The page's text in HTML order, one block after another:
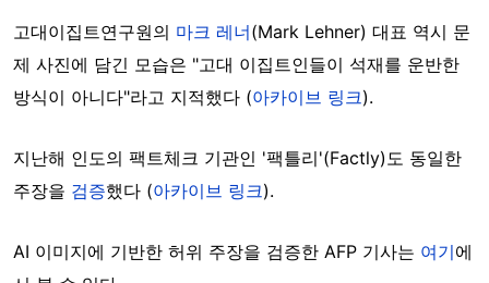
고대이집트연구원의 마크 레너(Mark Lehner) 대표 역시 문
제 사진에 담긴 모습은 "고대 이집트인들이 석재를 운반한
방식이 아니다"라고 지적했다 (아카이브 링크).
지난해 인도의 팩트체크 기관인 '팩틀리'(Factly)도 동일한
주장을 검증했다 (아카이브 링크).
AI 이미지에 기반한 허위 주장을 검증한 AFP 기사는 여기에